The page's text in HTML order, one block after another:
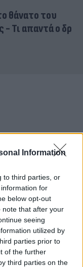
Information
to third parties, or
for
below opt-out
note that after your
seeing
utilized by
parties prior to
of the further
third parties on the
θάνατο του
- Τι απαντά ο δρ